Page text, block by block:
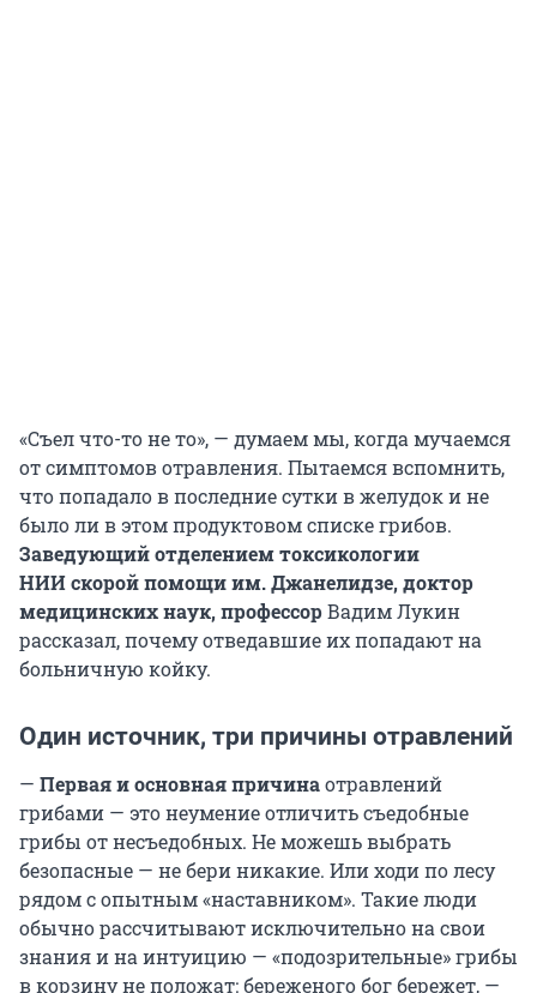
«Съел что-то не то», — думаем мы, когда мучаемся
от симптомов отравления. Пытаемся вспомнить,
что попадало в последние сутки в желудок и не
было ли в этом продуктовом списке грибов.
Заведующий отделением токсикологии
НИИ скорой помощиим. Джанелидзе, доктор
медицинских наук, профессорВадим Лукин
рассказал, почему отведавшие их попадают на
больничную койку.
Один источник, три причины отравлений
— Первая и основная причинаотравлений
грибами — это неумение отличить съедобные
грибы от несъедобных. Не можешь выбрать
безопасные — не бери никакие. Или ходи по лесу
рядом с опытным «наставником». Такие люди
обычно рассчитывают исключительно на свои
знания и на интуицию — «подозрительные» грибы
в корзину не положат: береженого бог бережет, —